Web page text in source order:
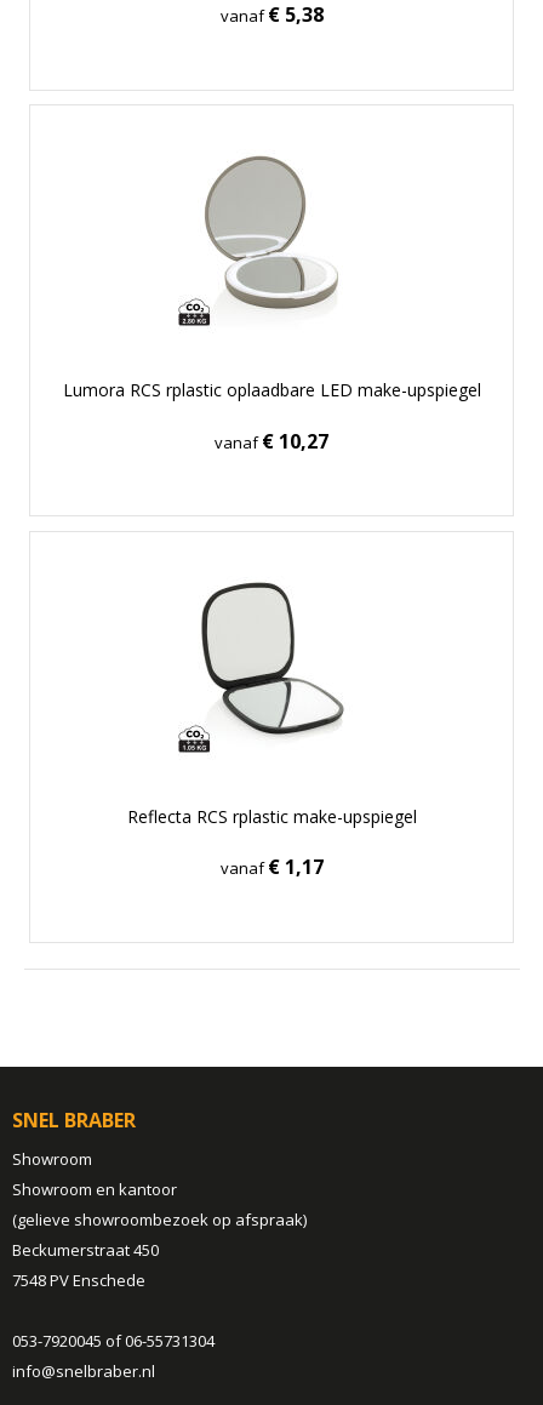
vanaf€ 5,38
Lumora RCS rplastic oplaadbare LED make-upspiegel
vanaf€ 10,27
Reflecta RCS rplastic make-upspiegel
vanaf€ 1,17
SNEL BRABER
Showroom
Showroom en kantoor
(gelieve showroombezoek op afspraak)
Beckumerstraat 450
7548 PV Enschede
053-7920045 of 06-55731304
info@snelbraber.nl